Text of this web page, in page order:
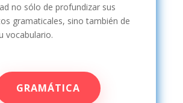
no sólo de profundizar sus
gramaticales, sino también de
vocabulario.
GRAMÁTICA